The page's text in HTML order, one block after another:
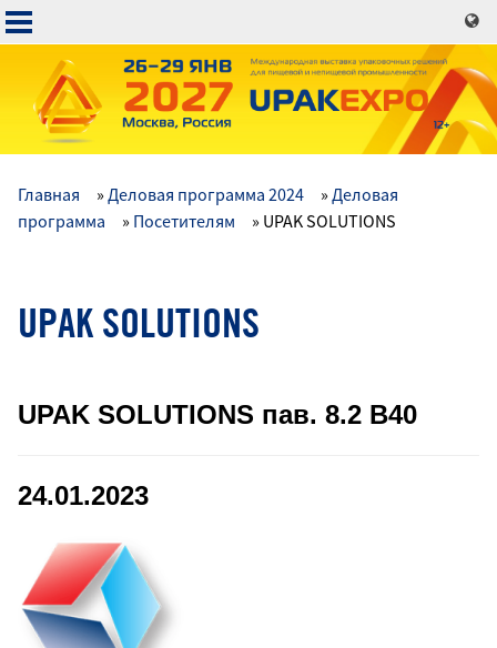
Перейти
к
основному
содержанию
Основная
Главная Деловая программа 2024
Деловая
программа
Посетителям UPAK SOLUTIONS
UPAK SOLUTIONS
UPAK SOLUTIONS пав. 8.2 B40
24.01.2023